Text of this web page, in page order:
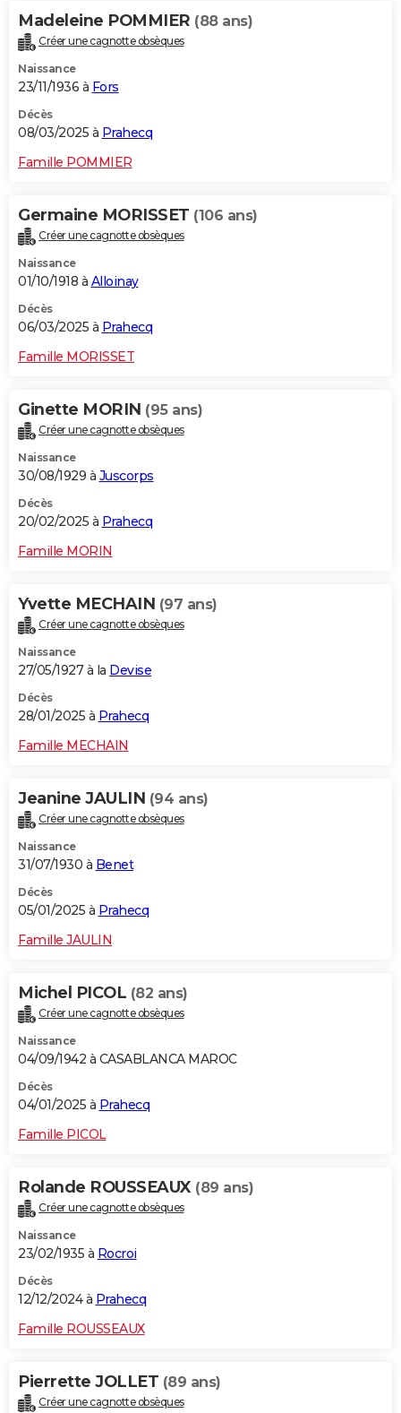
Madeleine POMMIER (88 ans)
Créer une cagnotte obsèques
Naissance
23/11/1936 à Fors
Décès
08/03/2025 à Prahecq
Famille POMMIER
Germaine MORISSET (106 ans)
Créer une cagnotte obsèques
Naissance
01/10/1918 à Alloinay
Décès
06/03/2025 à Prahecq
Famille MORISSET
Ginette MORIN (95 ans)
Créer une cagnotte obsèques
Naissance
30/08/1929 à Juscorps
Décès
20/02/2025 à Prahecq
Famille MORIN
Yvette MECHAIN (97 ans)
Créer une cagnotte obsèques
Naissance
27/05/1927 à la Devise
Décès
28/01/2025 à Prahecq
Famille MECHAIN
Jeanine JAULIN (94 ans)
Créer une cagnotte obsèques
Naissance
31/07/1930 à Benet
Décès
05/01/2025 à Prahecq
Famille JAULIN
Michel PICOL (82 ans)
Créer une cagnotte obsèques
Naissance
04/09/1942 à CASABLANCA MAROC
Décès
04/01/2025 à Prahecq
Famille PICOL
Rolande ROUSSEAUX (89 ans)
Créer une cagnotte obsèques
Naissance
23/02/1935 à Rocroi
Décès
12/12/2024 à Prahecq
Famille ROUSSEAUX
Pierrette JOLLET (89 ans)
Créer une cagnotte obsèques